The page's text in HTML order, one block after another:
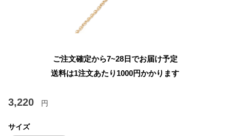
ご注文確定から7~28日でお届け予定
送料は1注文あたり 1000円かかります
3,220 円
サイズ